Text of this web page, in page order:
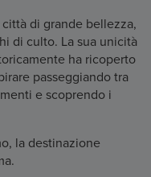
di grande bellezza,
di culto. La sua unicità
ha ricoperto
passeggiando tra
e scoprendo i
la destinazione